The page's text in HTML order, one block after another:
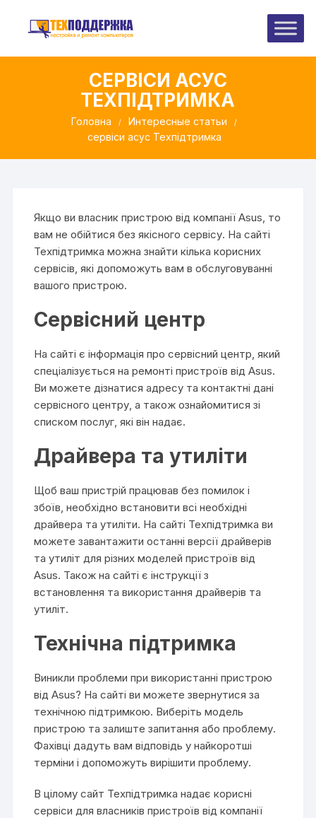
СЕРВІСИ АСУС
ТЕХПІДТРИМКА
Головна
Интересные статьи
сервіси асус Техпідтримка
Якщо ви власник пристрою від компанії Asus, то
вам не обійтися без якісного сервісу. На сайті
Техпідтримка можна знайти кілька корисних
сервісів, які допоможуть вам в обслуговуванні
вашого пристрою.
Сервісний центр
На сайті є інформація про сервісний центр, який
спеціалізується на ремонті пристроїв від Asus.
Ви можете дізнатися адресу та контактні дані
сервісного центру, а також ознайомитися зі
списком послуг, які він надає.
Драйвера та утиліти
Щоб ваш пристрій працював без помилок і
збоїв, необхідно встановити всі необхідні
драйвера та утиліти. На сайті Техпідтримка ви
можете завантажити останні версії драйверів
та утиліт для різних моделей пристроїв від
Asus. Також на сайті є інструкції з
встановлення та використання драйверів та
утиліт.
Технічна підтримка
Виникли проблеми при використанні пристрою
від Asus? На сайті ви можете звернутися за
технічною підтримкою. Виберіть модель
пристрою та залиште запитання або проблему.
Фахівці дадуть вам відповідь у найкоротші
терміни і допоможуть вирішити проблему.
В цілому сайт Техпідтримка надає корисні
сервіси для власників пристроїв від компанії